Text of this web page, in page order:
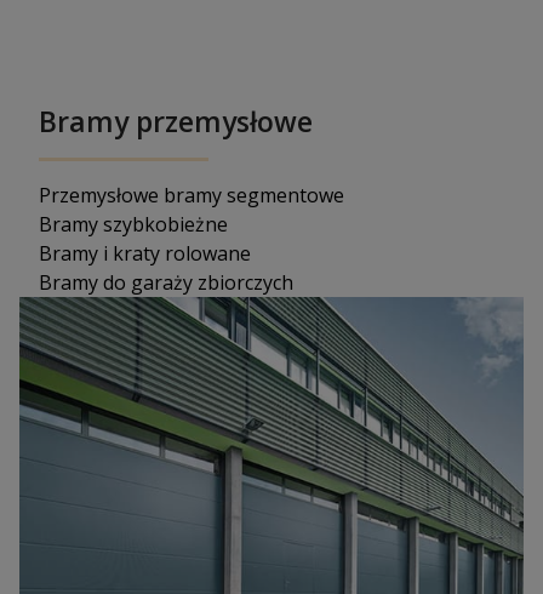
Bramy przemysłowe
Przemysłowe bramy segmentowe
Bramy szybkobieżne
Bramy i kraty rolowane
Bramy do garaży zbiorczych